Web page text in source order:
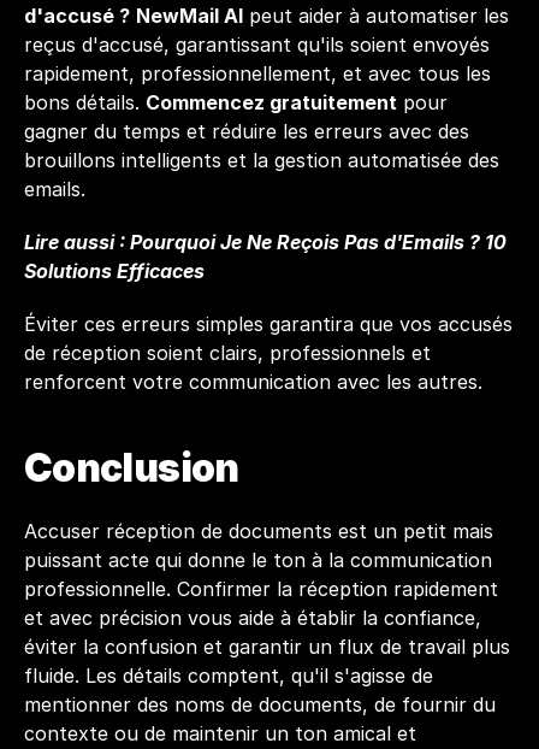
d'accusé ? NewMail AI peut aider à automatiser les
reçus d'accusé, garantissant qu'ils soient envoyés
rapidement, professionnellement, et avec tous les
bons détails. Commencez gratuitement pour
gagner du temps et réduire les erreurs avec des
brouillons intelligents et la gestion automatisée des
emails.
Lire aussi : Pourquoi Je Ne Reçois Pas d'Emails ? 10
Solutions Efficaces
Éviter ces erreurs simples garantira que vos accusés
de réception soient clairs, professionnels et
renforcent votre communication avec les autres.
Conclusion
Accuser réception de documents est un petit mais
puissant acte qui donne le ton à la communication
professionnelle. Confirmer la réception rapidement
et avec précision vous aide à établir la confiance,
éviter la confusion et garantir un flux de travail plus
fluide. Les détails comptent, qu'il s'agisse de
mentionner des noms de documents, de fournir du
contexte ou de maintenir un ton amical et